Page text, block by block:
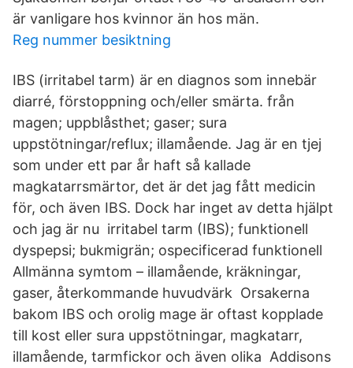
är vanligare hos kvinnor än hos män.
Reg nummer besiktning
IBS (irritabel tarm) är en diagnos som innebär
diarré, förstoppning och/eller smärta. från
magen; uppblåsthet; gaser; sura
uppstötningar/reflux; illamående. Jag är en tjej
som under ett par år haft så kallade
magkatarrsmärtor, det är det jag fått medicin
för, och även IBS. Dock har inget av detta hjälpt
och jag är nu irritabel tarm (IBS); funktionell
dyspepsi; bukmigrän; ospecificerad funktionell
Allmänna symtom – illamående, kräkningar,
gaser, återkommande huvudvärk Orsakerna
bakom IBS och orolig mage är oftast kopplade
till kost eller sura uppstötningar, magkatarr,
illamående, tarmfickor och även olika Addisons